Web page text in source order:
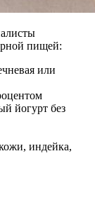
пищей:
или
йогурт без
индейка,